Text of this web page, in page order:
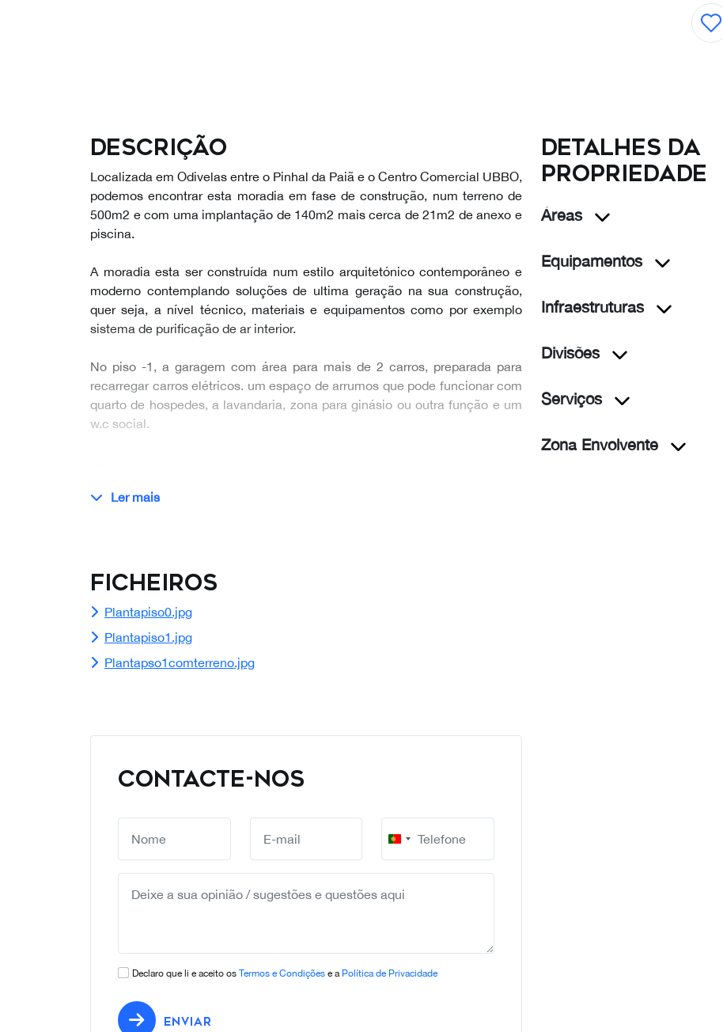
Descrição
Localizada em Odivelas entre o Pinhal da Paiã e o Centro Comercial UBBO,
podemos encontrar esta moradia em fase de construção, num terreno de
500m2 e com uma implantação de 140m2 mais cerca de 21m2 de anexo e
piscina.
A moradia esta ser construída num estilo arquitetónico contemporâneo e
moderno contemplando soluções de ultima geração na sua construção,
quer seja, a nível técnico, materiais e equipamentos como por exemplo
sistema de purificação de ar interior.
No piso -1, a garagem com área para mais de 2 carros, preparada para
recarregar carros elétricos. um espaço de arrumos que pode funcionar com
quarto de hospedes, a lavandaria, zona para ginásio ou outra função e um
w.c social.
Ler mais
Ficheiros
Plantapiso0.jpg
Plantapiso1.jpg
Plantapso1comterreno.jpg
CONTACTE-NOS
Portugal
+351
Declaro que li e aceito os Termos e Condições e a Política de Privacidade
ENVIAR
Detalhes da
propriedade
Áreas
Equipamentos
Infraestruturas
Divisões
Serviços
Zona Envolvente